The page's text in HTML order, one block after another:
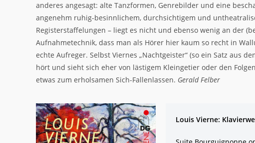
anderes angesagt: alte Tanzformen, Genrebilder und eine
angenehm ruhig-besinnlichem, durchsichtigem und
Registerstaffelungen – liegt es nicht und ebenso wenig an der
Aufnahmetechnik, dass man als Hörer hier kaum so recht in
echte Aufreger. Selbst Viernes „Nachtgeister“ (so ein Satz aus
hört und sieht sich eher von lästigem Kleingetier oder den
etwas zum erholsamen Sich-Fallenlassen. Gerald Felber
Louis Vierne: